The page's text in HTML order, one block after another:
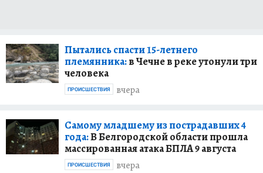
Пытались спасти 15-летнего
племянника:в Чечне в реке утонули три
человека
вчера
ПРОИСШЕСТВИЯ
Самому младшему из пострадавших 4
года:В Белгородской области прошла
массированная атака БПЛА 9 августа
вчера
ПРОИСШЕСТВИЯ